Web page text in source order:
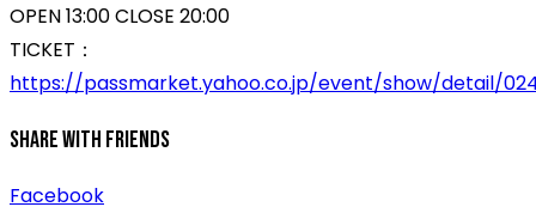
OPEN 13:00 CLOSE 20:00
TICKET：
https://passmarket.yahoo.co.jp/event/show/detail/
Share With Friends
Facebook